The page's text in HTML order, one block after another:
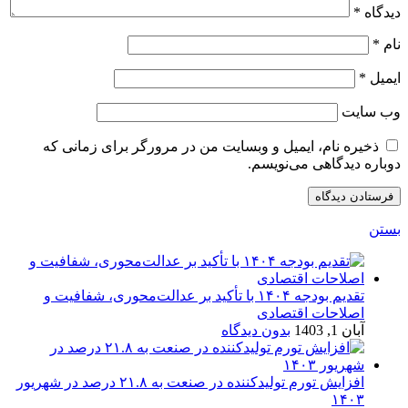
دیدگاه *
نام *
ایمیل *
وب‌ سایت
ذخیره نام، ایمیل و وبسایت من در مرورگر برای زمانی که
دوباره دیدگاهی می‌نویسم.
بستن
تقدیم بودجه ۱۴۰۴ با تأکید بر عدالت‌محوری، شفافیت و
اصلاحات اقتصادی
آبان 1, 1403
بدون دیدگاه
افزایش تورم تولیدکننده در صنعت به ۲۱.۸ درصد در شهریور
۱۴۰۳